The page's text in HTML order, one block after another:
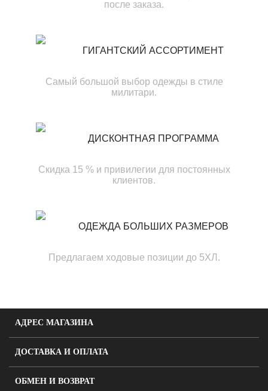
после заказа.
ГИГАНТСКИЙ АССОРТИМЕНТ
Самый большой выбор одежды в стиле
милитари.
ДИСКОНТНАЯ ПРОГРАММА
Скидка 15 % и привилегии для постоянных
клиентов.
ОДЕЖДА БОЛЬШИХ РАЗМЕРОВ
Предлагаем ходовые позиции до 5ХЛ.
АДРЕС МАГАЗИНА
ДОСТАВКА И ОПЛАТА
ОБМЕН И ВОЗВРАТ